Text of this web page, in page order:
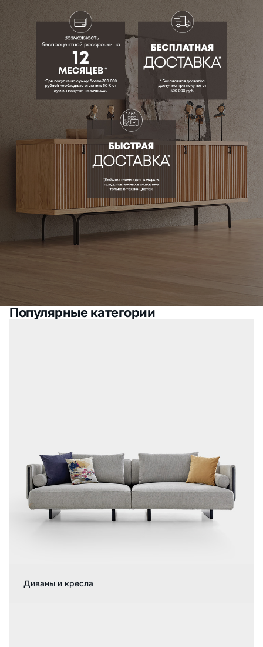
Популярные категории
Диваны и кресла